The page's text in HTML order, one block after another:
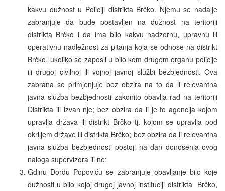
kakvu dužnost u Policiji distrikta Brčko. Njemu se nadalje
zabranjuje da bude postavljen na dužnost na teritoriji
distrikta Brčko i da ima bilo kakvu nadzornu, upravnu ili
operativnu nadležnost za pitanja koja se odnose na distrikt
Brčko, ukoliko se zaposli u bilo kom drugom organu policije
ili drugoj civilnoj ili vojnoj javnoj službi bezbjednosti. Ova
zabrana se primjenjuje bez obzira na to da li relevantna
javna služba bezbjednosti zakonito obavlja rad na teritoriji
Distrikta ili izvan nje; bez obzira da li je to agencija kojom
upravlja država ili distrikt Brčko tj. kojom se upravlja pod
okriljem države ili distrikta Brčko; bez obzira da li relevantna
javna služba bezbjednosti postoji na dan donošenja ovog
naloga supervizora ili ne;
Gdinu Đorđu Popoviću se zabranjuje obavljanje bilo koje
dužnosti u bilo kojoj drugoj javnoj instituciji distrikta Brčko,